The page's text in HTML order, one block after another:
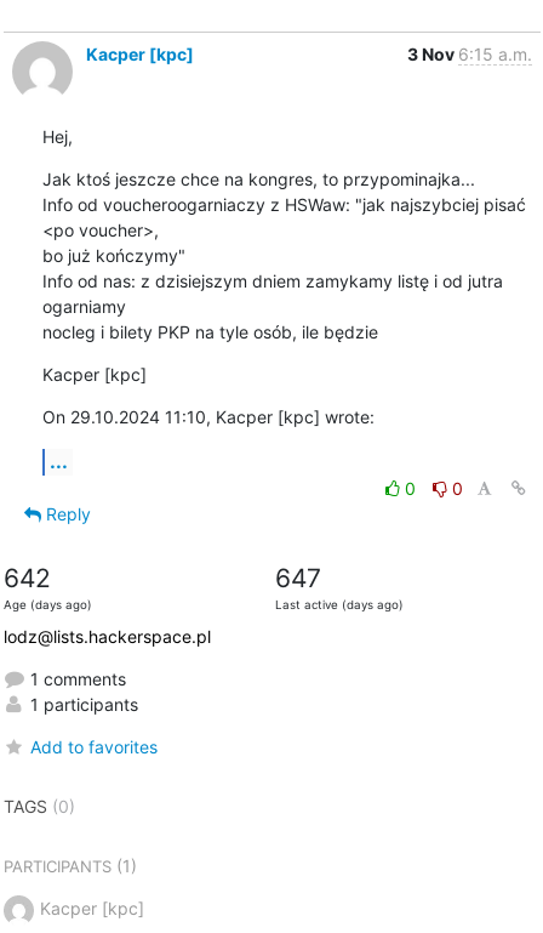
Kacper [kpc] 3 Nov 6:15 a.m.
Hej,
Jak ktoś jeszcze chce na kongres, to przypominajka...
Info od voucheroogarniaczy z HSWaw: "jak najszybciej pisać
<po voucher>,
bo już kończymy"
Info od nas: z dzisiejszym dniem zamykamy listę i od jutra
ogarniamy
nocleg i bilety PKP na tyle osób, ile będzie
Kacper [kpc]
On 29.10.2024 11:10, Kacper [kpc] wrote:
...
0
0
Reply
642
Age (days ago)
647
Last active (days ago)
lodz@lists.hackerspace.pl
1 comments
1 participants
Add to favorites
TAGS (0)
PARTICIPANTS(1)
Kacper [kpc]